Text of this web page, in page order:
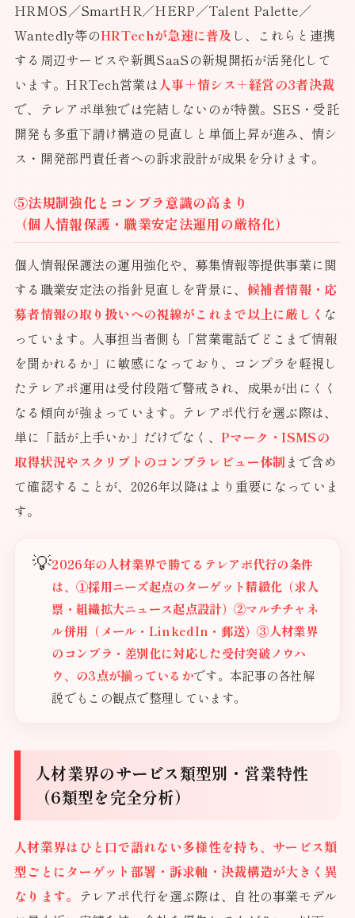
HRMOS／SmartHR／HERP／Talent Palette／
Wantedly等のHRTechが急速に普及 し、これらと連携
する周辺サービスや新興SaaSの新規開拓が活発化して
います。HRTech営業は人事＋情シス＋経営の3者決裁
で、テレアポ単独では完結しないのが特徴。SES・受託
開発も多重下請け構造の見直しと単価上昇が進み、情シ
ス・開発部門責任者への訴求設計が成果を分けます。
⑤法規制強化とコンプラ意識の高まり
（個人情報保護・職業安定法運用の厳格化）
個人情報保護法の運用強化や、募集情報等提供事業に関
する職業安定法の指針見直しを背景に、 候補者情報・応
募者情報の取り扱いへの視線がこれまで以上に厳しく な
っています。人事担当者側も「営業電話でどこまで情報
を聞かれるか」に敏感になっており、コンプラを軽視し
たテレアポ運用は受付段階で警戒され、成果が出にくく
なる傾向が強まっています。テレアポ代行を選ぶ際は、
単に「話が上手いか」だけでなく、 Pマーク・ISMSの
取得状況やスクリプトのコンプラレビュー体制 まで含め
て確認することが、2026年以降はより重要になっていま
す。
💡2026年の人材業界で勝てるテレアポ代行の条件
は、①採用ニーズ起点のターゲット精緻化（求人
票・組織拡大ニュース起点設計）②マルチチャネ
ル併用（メール・LinkedIn・郵送）③人材業界
のコンプラ・差別化に対応した受付突破ノウハ
ウ、の3点が揃っているかです。本記事の各社解
説でもこの観点で整理しています。
人材業界のサービス類型別・営業特性
（6類型を完全分析）
人材業界はひと口で語れない多様性を持ち、サービス類
型ごとにターゲット部署・訴求軸・決裁構造が大きく異
なります。 テレアポ代行を選ぶ際は、自社の事業モデル